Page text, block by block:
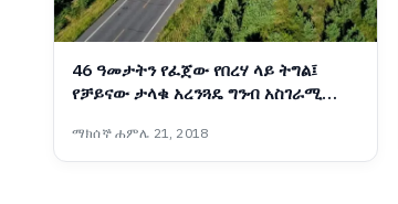
46 ዓመታትን የፈጀው የበረሃ ላይ ትግል፤
የቻይናው ታላቁ አረንጓዴ ግንብ አስገራሚ
ማክሰኞ ሐምሌ 21, 2018